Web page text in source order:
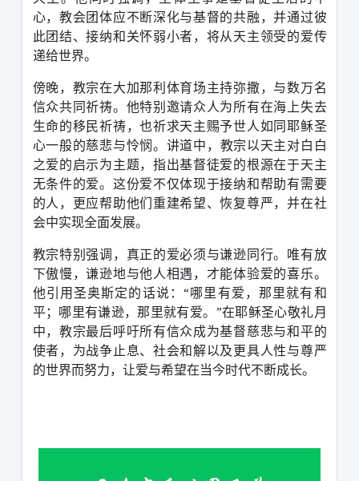
心，教会团体应不断深化与基督的共融，并通过彼
此团结、接纳和关怀弱小者，将从天主领受的爱传
递给世界。
傍晚，教宗在大加那利体育场主持弥撒，与数万名
信众共同祈祷。他特别邀请众人为所有在海上失去
生命的移民祈祷，也祈求天主赐予世人如同耶稣圣
心一般的慈悲与怜悯。 讲道中，教宗以天主对白白
之爱的启示为主题，指出基督徒爱的根源在于天主
无条件的爱。这份爱不仅体现于接纳和帮助有需要
的人，更应帮助他们重建希望、恢复尊严，并在社
会中实现全面发展。
教宗特别强调，真正的爱必须与谦逊同行。唯有放
下傲慢，谦逊地与他人相遇，才能体验爱的喜乐。
他引用圣奥斯定的话说：“哪里有爱，那里就有和
平；哪里有谦逊，那里就有爱。 ”在耶稣圣心敬礼月
中，教宗最后呼吁所有信众成为基督慈悲与和平的
使者，为战争止息、社会和解以及更具人性与尊严
的世界而努力，让爱与希望在当今时代不断成长。